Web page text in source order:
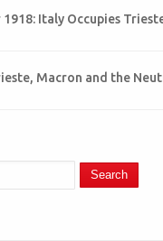
1918: Italy Occupies
Macron and the
Search